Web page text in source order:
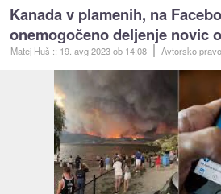
Kanada v plamenih, na
onemogočeno deljenje novic
Matej Huš :: 19. avg 2023ob 14:08 Avtorsko pravo